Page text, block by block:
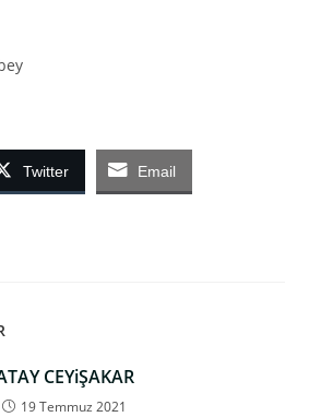
Twitter Email
CEYiŞAKAR
19 Temmuz 2021